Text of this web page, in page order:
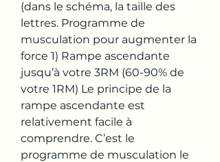
(dans le schéma, la taille des
lettres. Programme de
musculation pour augmenter la
force 1) Rampe ascendante
jusqu’à votre 3RM (60-90% de
votre 1RM) Le principe de la
rampe ascendante est
relativement facile à
comprendre. C’est le
programme de musculation le